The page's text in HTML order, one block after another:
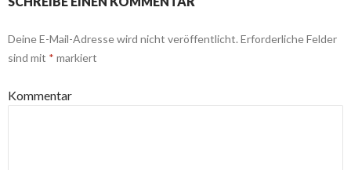
Deine E-Mail-Adresse wird nicht veröffentlicht. Erforderliche Felder
sind mit * markiert
Kommentar